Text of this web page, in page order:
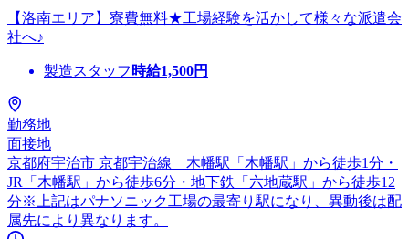
【洛南エリア】寮費無料★工場経験を活かして様々な派遣会
社へ♪
製造スタッフ 時給1,500円
勤務地
面接地
京都府宇治市 京都宇治線 木幡駅「木幡駅」から徒歩1分・
JR「木幡駅」から徒歩6分・地下鉄「六地蔵駅」から徒歩12
分※上記はパナソニック工場の最寄り駅になり、異動後は配
属先により異なります。